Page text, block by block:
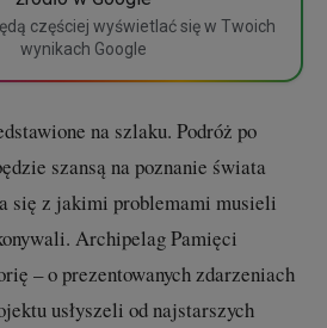
częściej wyświetlać się w Twoich
wynikach Google
na szlaku. Podróż po
szansą na poznanie świata
się z jakimi problemami musieli
Archipelag Pamięci
– o prezentowanych zdarzeniach
usłyszeli od najstarszych